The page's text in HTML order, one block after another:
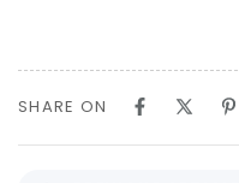
SHARE ON